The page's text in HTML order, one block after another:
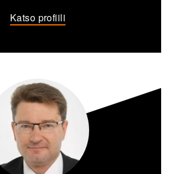
Katso profiili